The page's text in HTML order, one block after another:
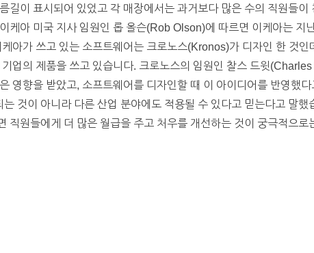
길이 표시되어 있었고 각 매장에서는 과거보다 많은 수의 직원들
케아 미국 지사 임원인 롭 올슨(Rob Olson)에 따르면 이케아는 지
아가 쓰고 있는 소프트웨어는 크로노스(Kronos)가 디자인 한 것
업의 제품을 쓰고 있습니다. 크로노스의 임원인 찰스 드윗
영향을 받았고, 소프트웨어를 디자인할 때 이 아이디어를 반영했
것이 아니라 다른 산업 분야에도 적용될 수 있다고 믿는다고 말
직원들에게 더 많은 월급을 주고 처우를 개선하는 것이 궁극적으